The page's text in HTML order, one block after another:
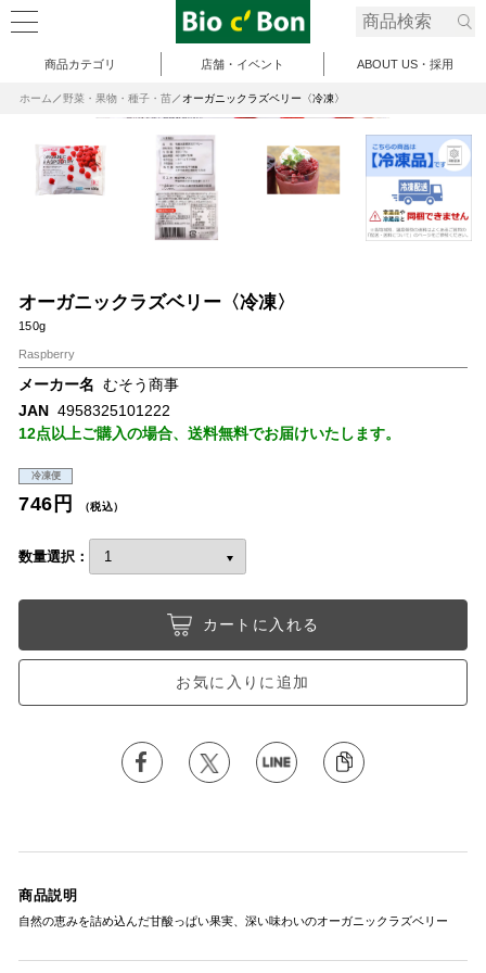
商品カテゴリ 店舗・イベント ABOUT US・採用
ホーム 野菜・果物・種子・苗 オーガニックラズベリー〈冷凍〉
オーガニックラズベリー〈冷凍〉
150g
Raspberry
メーカー名 むそう商事
JAN 4958325101222
12点以上ご購入の場合、送料無料でお届けいたします。
冷凍便
746円 （税込）
数量選択：
カートに入れる
お気に入りに追加
商品説明
自然の恵みを詰め込んだ甘酸っぱい果実、深い味わいのオーガニックラズベリー